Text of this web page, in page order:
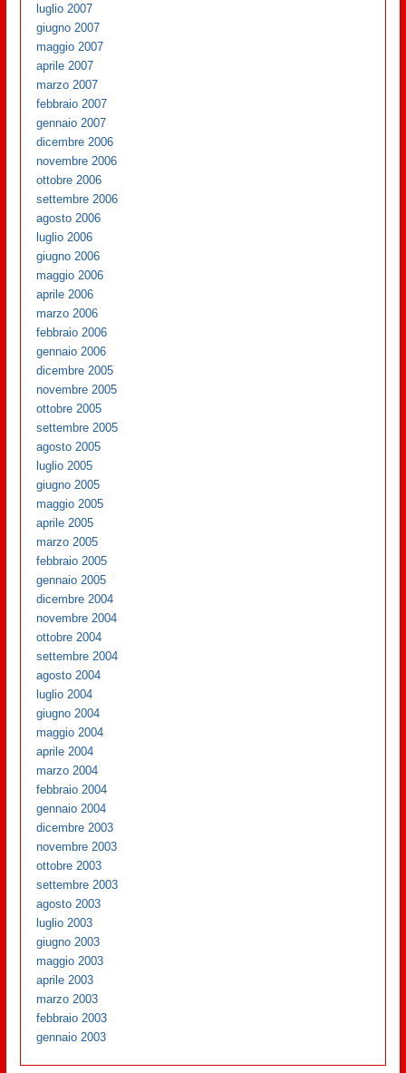
luglio 2007
giugno 2007
maggio 2007
aprile 2007
marzo 2007
febbraio 2007
gennaio 2007
dicembre 2006
novembre 2006
ottobre 2006
settembre 2006
agosto 2006
luglio 2006
giugno 2006
maggio 2006
aprile 2006
marzo 2006
febbraio 2006
gennaio 2006
dicembre 2005
novembre 2005
ottobre 2005
settembre 2005
agosto 2005
luglio 2005
giugno 2005
maggio 2005
aprile 2005
marzo 2005
febbraio 2005
gennaio 2005
dicembre 2004
novembre 2004
ottobre 2004
settembre 2004
agosto 2004
luglio 2004
giugno 2004
maggio 2004
aprile 2004
marzo 2004
febbraio 2004
gennaio 2004
dicembre 2003
novembre 2003
ottobre 2003
settembre 2003
agosto 2003
luglio 2003
giugno 2003
maggio 2003
aprile 2003
marzo 2003
febbraio 2003
gennaio 2003